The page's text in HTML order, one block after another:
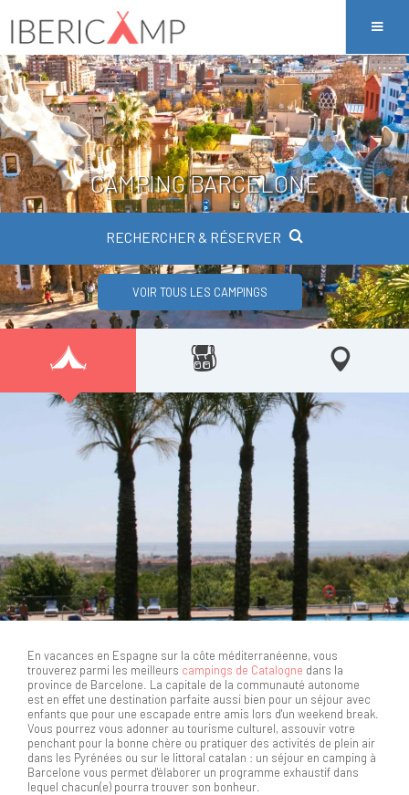
CAMPING BARCELONE
RECHERCHER & RÉSERVER
VOIR TOUS LES CAMPINGS
En vacances en Espagne sur la côte méditerranéenne, vous
trouverez parmi les meilleurs campings de Catalogne dans la
province de Barcelone. La capitale de la communauté autonome
est en effet une destination parfaite aussi bien pour un séjour avec
enfants que pour une escapade entre amis lors d'un weekend break.
Vous pourrez vous adonner au tourisme culturel, assouvir votre
penchant pour la bonne chère ou pratiquer des activités de plein air
dans les Pyrénées ou sur le littoral catalan : un séjour en camping à
Barcelone vous permet d'élaborer un programme exhaustif dans
lequel chacun(e) pourra trouver son bonheur.